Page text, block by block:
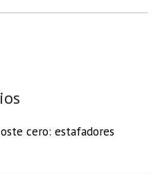
cero: estafadores